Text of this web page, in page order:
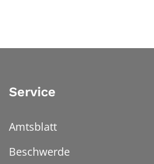
Service
Amtsblatt
Beschwerde